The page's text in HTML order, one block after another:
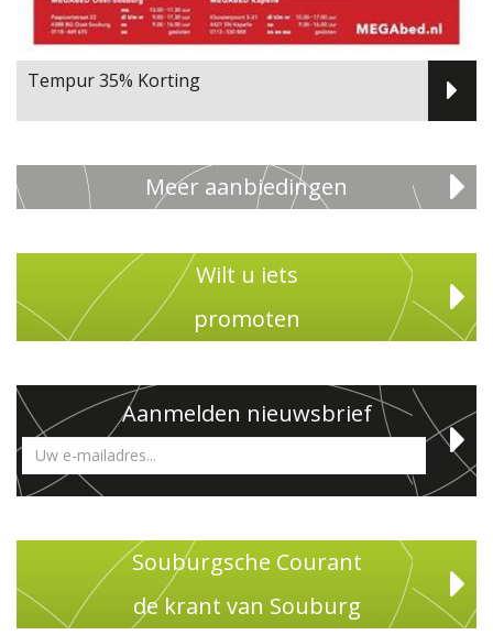
Tempur 35% Korting
Meer aanbiedingen
Wilt u iets
promoten
Aanmelden nieuwsbrief
Souburgsche Courant
de krant van Souburg